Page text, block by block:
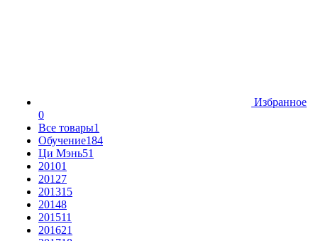
Избранное
0
Все товары1
Обучение184
Ци Мэнь51
20101
20127
201315
20148
201511
201621